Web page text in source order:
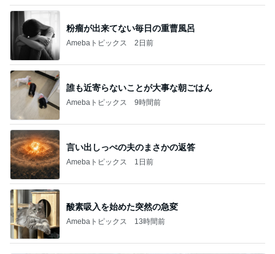
粉瘤が出来てない毎日の重曹風呂
Amebaトピックス 2日前
誰も近寄らないことが大事な朝ごはん
Amebaトピックス 9時間前
言い出しっぺの夫のまさかの返答
Amebaトピックス 1日前
酸素吸入を始めた突然の急変
Amebaトピックス 13時間前